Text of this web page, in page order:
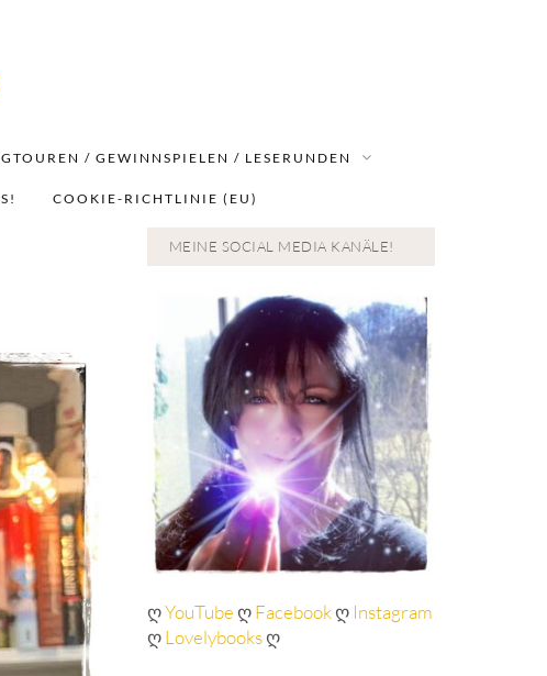
/ GEWINNSPIELEN / LESERUNDEN
COOKIE-RICHTLINIE (EU)
MEINE SOCIAL MEDIA KANÄLE!
ღYouTubeღFacebookღ Instagram
ღLovelybooksღ